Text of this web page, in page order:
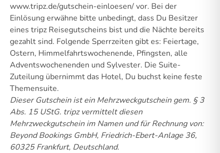
www.tripz.de/gutschein-einloesen/ vor. Bei der
Einlösung erwähne bitte unbedingt, dass Du Besitzer
eines tripz Reisegutscheins bist und die Nächte bereits
gezahlt sind. Folgende Sperrzeiten gibt es: Feiertage,
Ostern, Himmelfahrtswochenende, Pfingsten, alle
Adventswochenenden und Sylvester. Die Suite-
Zuteilung übernimmt das Hotel, Du buchst keine feste
Themensuite.
Dieser Gutschein ist ein Mehrzweckgutschein gem. § 3
Abs. 15 UStG. tripz vermittelt diesen
Mehrzweckgutschein im Namen und für Rechnung von:
Beyond Bookings GmbH, Friedrich-Ebert-Anlage 36,
60325 Frankfurt, Deutschland.